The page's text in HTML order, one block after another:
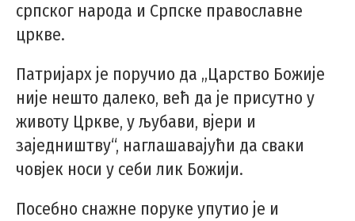
српског народа и Српске православне
цркве.
Патријарх је поручио да „Царство Божије
није нешто далеко, већ да је присутно у
животу Цркве, у љубави, вјери и
заједништву“, наглашавајући да сваки
човјек носи у себи лик Божији.
Посебно снажне поруке упутио је и